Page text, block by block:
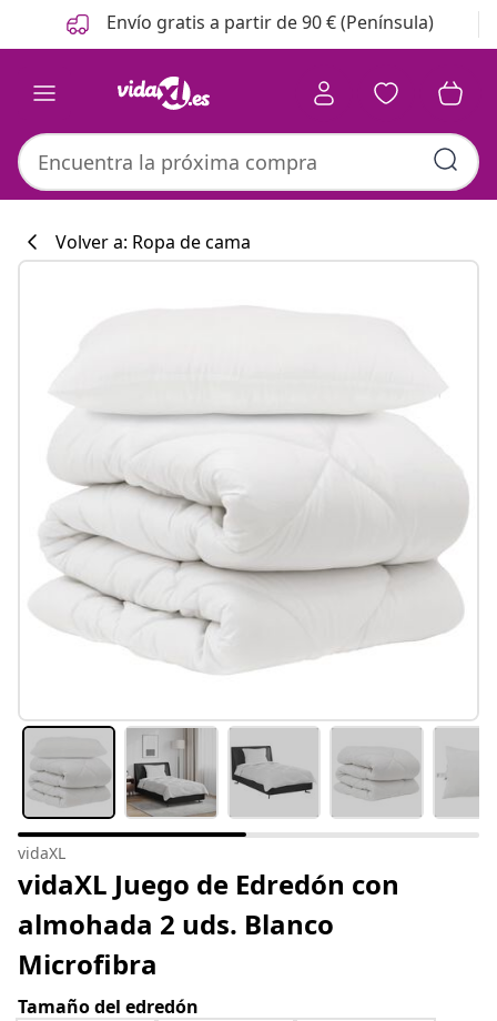
Anterior
Siguiente Envío gratis a partir de 90 € (Península)
#sharemevidaxl
Volver a: Ropa de cama
vidaXL
vidaXL Juego de Edredón con
almohada 2 uds. Blanco
Microfibra
Tamaño del edredón